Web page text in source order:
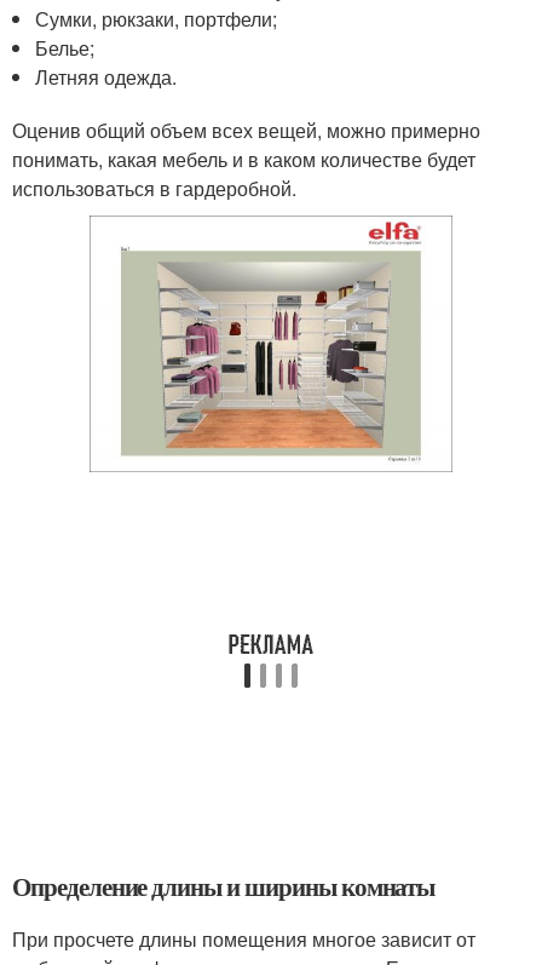
Сумки, рюкзаки, портфели;
Белье;
Летняя одежда.
Оценив общий объем всех вещей, можно примерно
понимать, какая мебель и в каком количестве будет
использоваться в гардеробной.
Определение длины и ширины комнаты
При просчете длины помещения многое зависит от